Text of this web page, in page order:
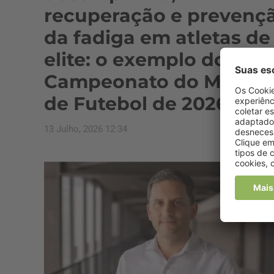
recuperação e
da fadiga em atletas de
elite: o exemplo do
Campeonato do Mundo
de Futebol de 2026
13 Julho, 2026 12:34